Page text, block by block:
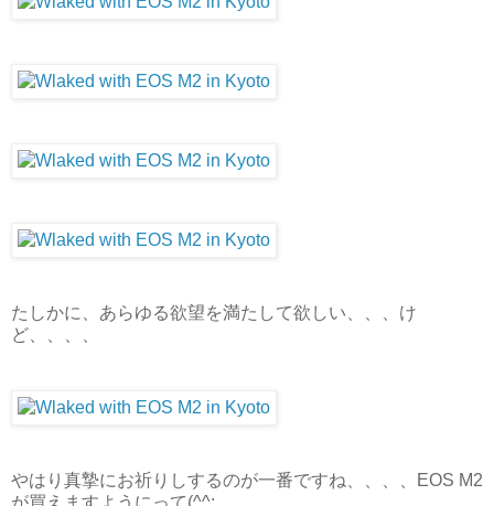
たしかに、あらゆる欲望を満たして欲しい、、、け
ど、、、、
やはり真摯にお祈りしするのが一番ですね、、、、EOS M2
が買えますようにって(^^;